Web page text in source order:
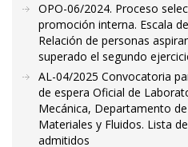
OPO-06/2024. Proceso
promoción interna. Escala
Relación de personas
superado el segundo
AL-04/2025 Convocatoria
de espera Oficial de
Mecánica, Departamento
Materiales y Fluidos. Lista
admitidos